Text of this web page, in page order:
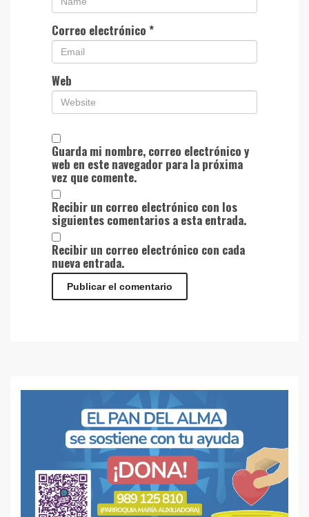
Correo electrónico *
Web
Guarda mi nombre, correo electrónico y
web en este navegador para la próxima
vez que comente.
Recibir un correo electrónico con los
siguientes comentarios a esta entrada.
Recibir un correo electrónico con cada
nueva entrada.